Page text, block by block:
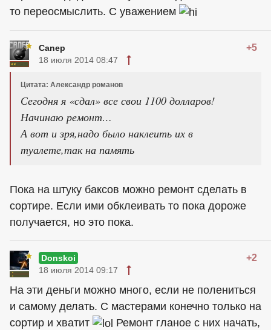
то переосмыслить. С уважением
Canep +5
18 июля 2014 08:47
Цитата: Александр романов
Сегодня я «сдал» все свои 1100 долларов!
Начинаю ремонт…
А вот и зря,надо было наклеить их в
туалете,так на память
Пока на штуку баксов можно ремонт сделать в
сортире. Если ими обклеивать то пока дороже
получается, но это пока.
Donskoi +2
18 июля 2014 09:17
На эти деньги можно много, если не полениться
и самому делать. С мастерами конечно только на
сортир и хватит
Ремонт гланое с них начать,